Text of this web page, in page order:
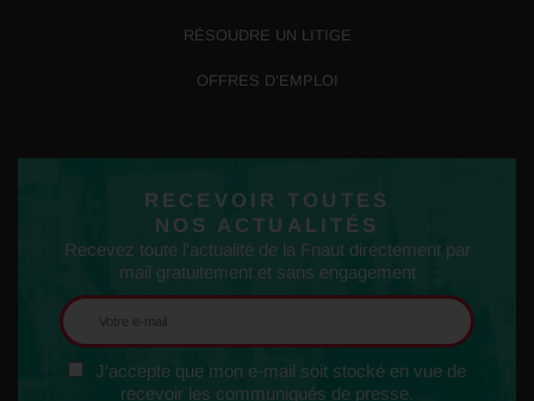
RÉSOUDRE UN LITIGE
OFFRES D’EMPLOI
RECEVOIR TOUTES
NOS ACTUALITÉS
Recevez toute l'actualité de la Fnaut directement par
mail gratuitement et sans engagement
J'accepte que mon e-mail soit stocké en vue de
recevoir les communiqués de presse.